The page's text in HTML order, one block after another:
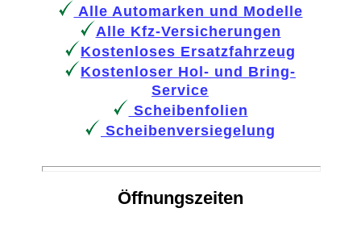
Alle Automarken und Modelle
Alle Kfz-Versicherungen
Kostenloses Ersatzfahrzeug
Kostenloser Hol- und Bring-
Service
Scheibenfolien
Scheibenversiegelung
Öffnungszeiten